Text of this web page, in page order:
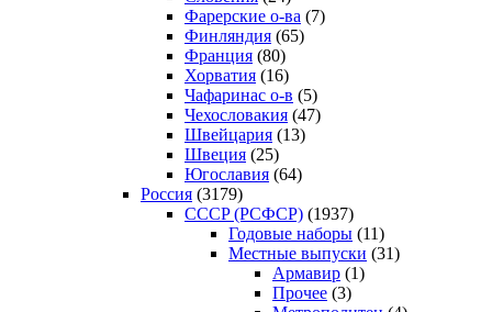
Фарерские о-ва (7)
Финляндия (65)
Франция (80)
Хорватия (16)
Чафаринас о-в (5)
Чехословакия (47)
Швейцария (13)
Швеция (25)
Югославия (64)
Россия (3179)
CCCP (РСФСР) (1937)
Годовые наборы (11)
Местные выпуски (31)
Армавир (1)
Прочее (3)